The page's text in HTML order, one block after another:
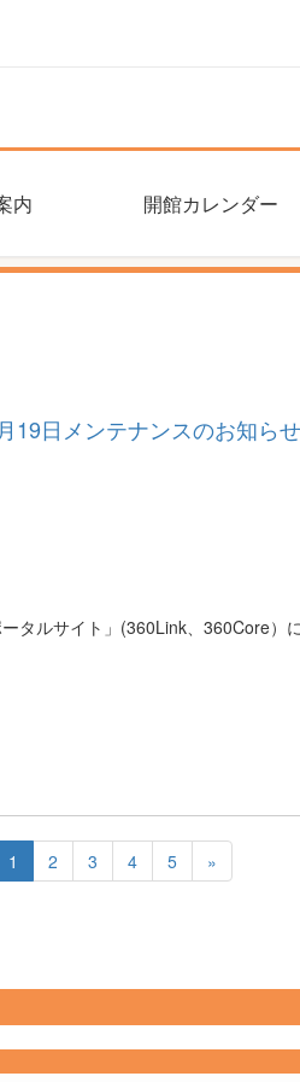
内 開館カレンダー
19日メンテナンスのお知らせ
タルサイト」(360Link、360Core）
1 2 3 4 5 »